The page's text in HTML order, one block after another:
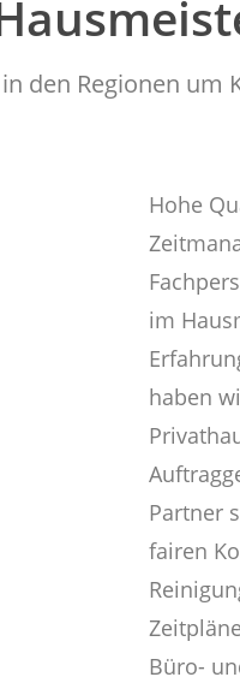
den Regionen
Hohe
im
haben
Partner
fairen
Büro-